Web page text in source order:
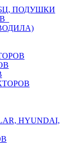
ПОДУШКИ
HYUNDAI,